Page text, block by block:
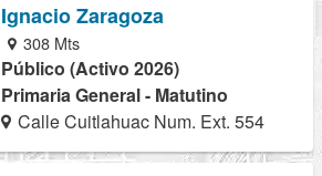
Ignacio Zaragoza
308 Mts
Público (Activo 2026)
Primaria General - Matutino
Calle Cuitlahuac Num. Ext. 554